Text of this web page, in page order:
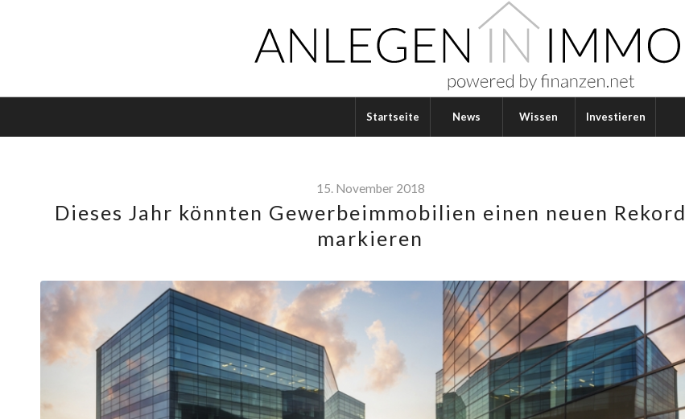
Startseite News Wissen Investieren
15. November 2018
Dieses Jahr könnten Gewerbeimmobilien einen neuen Rekord
markieren